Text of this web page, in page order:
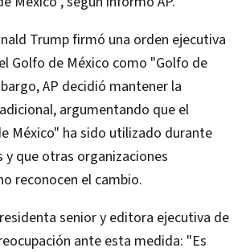
Trump firmó una orden ejecutiva
Golfo de México como "Golfo de
AP decidió mantener la
argumentando que el
México" ha sido utilizado durante
y que otras organizaciones
reconocen el cambio.
senior y editora ejecutiva de
ante esta medida: "Es